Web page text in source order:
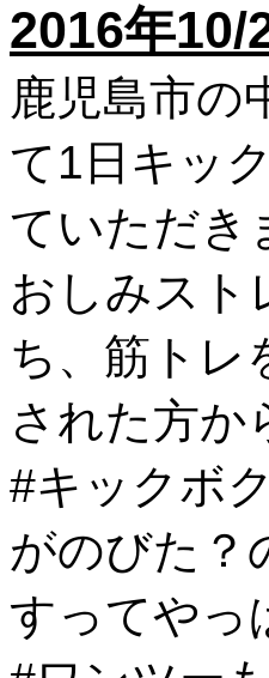
2016年10/
鹿児島市の
て1日キッ
ていただき
おしみスト
ち、筋トレ
された方か
#キックボ
がのびた？
すってやっ